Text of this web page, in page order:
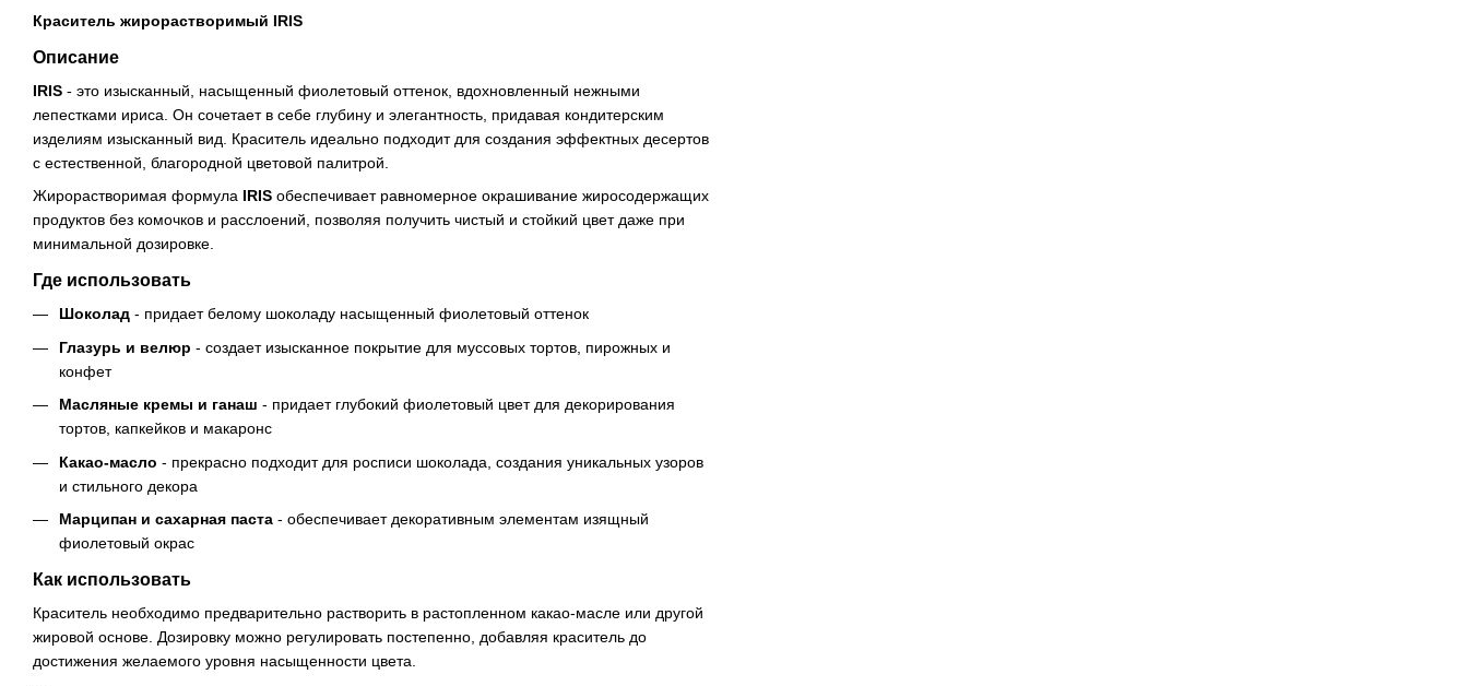
Краситель жирорастворимый IRIS
Описание
IRIS - это изысканный, насыщенный фиолетовый оттенок, вдохновленный нежными
лепестками ириса. Он сочетает в себе глубину и элегантность, придавая кондитерским
изделиям изысканный вид. Краситель идеально подходит для создания эффектных десертов
с естественной, благородной цветовой палитрой.
Жирорастворимая формула IRIS обеспечивает равномерное окрашивание жиросодержащих
продуктов без комочков и расслоений, позволяя получить чистый и стойкий цвет даже при
минимальной дозировке.
Где использовать
Шоколад - придает белому шоколаду насыщенный фиолетовый оттенок
Глазурь и велюр - создает изысканное покрытие для муссовых тортов, пирожных и
конфет
Масляные кремы и ганаш - придает глубокий фиолетовый цвет для декорирования
тортов, капкейков и макаронс
Какао-масло - прекрасно подходит для росписи шоколада, создания уникальных узоров
и стильного декора
Марципан и сахарная паста - обеспечивает декоративным элементам изящный
фиолетовый окрас
Как использовать
Краситель необходимо предварительно растворить в растопленном какао-масле или другой
жировой основе. Дозировку можно регулировать постепенно, добавляя краситель до
достижения желаемого уровня насыщенности цвета.